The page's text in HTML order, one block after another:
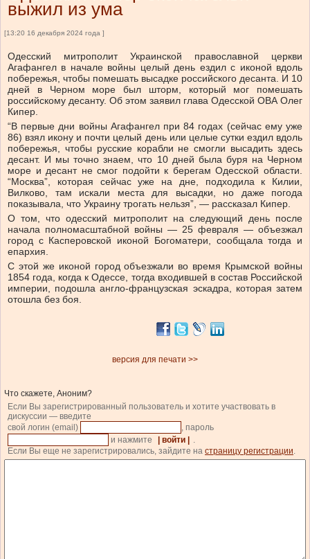
выжил из ума
[13:20 16 декабря 2024 года ]
Одесский митрополит Украинской православной церкви
Агафангел в начале войны целый день ездил с иконой вдоль
побережья, чтобы помешать высадке российского десанта. И 10
дней в Черном море был шторм, который мог помешать
российскому десанту. Об этом заявил глава Одесской ОВА Олег
Кипер.
“В первые дни войны Агафангел при 84 годах (сейчас ему уже
86) взял икону и почти целый день или целые сутки ездил вдоль
побережья, чтобы русские корабли не смогли высадить здесь
десант. И мы точно знаем, что 10 дней была буря на Черном
море и десант не смог подойти к берегам Одесской области.
“Москва”, которая сейчас уже на дне, подходила к Килии,
Вилково, там искали места для высадки, но даже погода
показывала, что Украину трогать нельзя”, — рассказал Кипер.
О том, что одесский митрополит на следующий день после
начала полномасштабной войны — 25 февраля — объезжал
город с Касперовской иконой Богоматери, сообщала тогда и
епархия.
С этой же иконой город объезжали во время Крымской войны
1854 года, когда к Одессе, тогда входившей в состав Российской
империи, подошла англо-французская эскадра, которая затем
отошла без боя.
версия для печати >>
Что скажете, Аноним?
Если Вы зарегистрированный пользователь и хотите участвовать в
дискуссии — введите
свой логин (email)
, пароль
и нажмите
| войти |
.
Если Вы еще не зарегистрировались, зайдите на страницу регистрации.